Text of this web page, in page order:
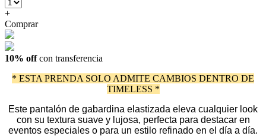
+
Comprar
10% offcon transferencia
* ESTA PRENDA SOLO ADMITE CAMBIOS DENTRO DE
TIMELESS *
Este pantalón de gabardina elastizada eleva cualquier look
con su textura suave y lujosa, perfecta para destacar en
eventos especiales o para un estilo refinado en el día a día.